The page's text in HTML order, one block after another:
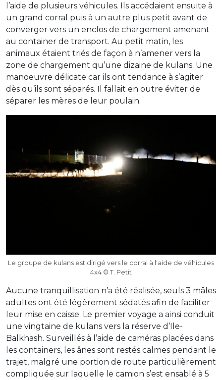
l’aide de plusieurs véhicules. Ils accédaient ensuite à
un grand corral puis à un autre plus petit avant de
converger vers un enclos de chargement amenant
au container de transport. Au petit matin, les
animaux étaient triés de façon à n’amener vers la
zone de chargement qu’une dizaine de kulans. Une
manoeuvre délicate car ils ont tendance à s’agiter
dès qu’ils sont séparés. Il fallait en outre éviter de
séparer les mères de leur poulain.
Le groupe de kulans est dirigé vers le corral à l'aide de véhicules
4x4 © T. Petit
Aucune tranquillisation n’a été réalisée, seuls 3 mâles
adultes ont été légèrement sédatés afin de faciliter
leur mise en caisse. Le premier voyage a ainsi conduit
une vingtaine de kulans vers la réserve d’Ile-
Balkhash. Surveillés à l’aide de caméras placées dans
les containers, les ânes sont restés calmes pendant le
trajet, malgré une portion de route particulièrement
compliquée sur laquelle le camion s’est ensablé à 5